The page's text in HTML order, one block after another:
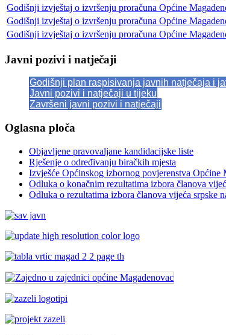
Godišnji izvještaj o izvršenju proračuna Općine
Godišnji izvještaj o izvršenju proračuna Općine
Godišnji izvještaj o izvršenju proračuna Općine
Javni pozivi i natječaji
Godišnji plan raspisivanja javnih natječaja i
Javni pozivi i natječaji u tijeku
Završeni javni pozivi i natječaji
Oglasna ploča
Objavljene pravovaljane kandidacijske liste
Rješenje o određivanju biračkih mjesta
Izvješće Općinskog izbornog povjerenstva Općine
Odluka o konačnim rezultatima izbora članova
Odluka o rezultatima izbora članova vijeća srpske